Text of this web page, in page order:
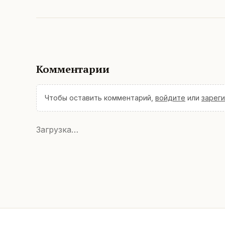
Комментарии
Чтобы оставить комментарий, войдите или
Загрузка…